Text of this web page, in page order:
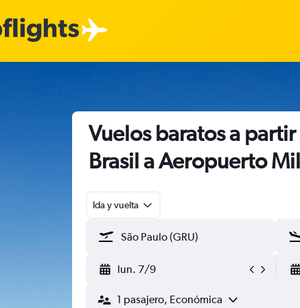
Vuelos baratos a
Brasil a Aeropuerto
Ida y vuelta
lun. 7/9
1 pasajero, Económica